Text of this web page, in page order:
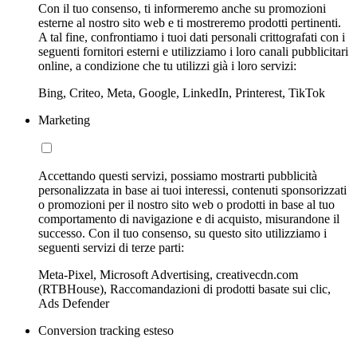
Con il tuo consenso, ti informeremo anche su promozioni
esterne al nostro sito web e ti mostreremo prodotti pertinenti.
A tal fine, confrontiamo i tuoi dati personali crittografati con i
seguenti fornitori esterni e utilizziamo i loro canali pubblicitari
online, a condizione che tu utilizzi già i loro servizi:
Bing, Criteo, Meta, Google, LinkedIn, Printerest, TikTok
Marketing
Accettando questi servizi, possiamo mostrarti pubblicità
personalizzata in base ai tuoi interessi, contenuti sponsorizzati
o promozioni per il nostro sito web o prodotti in base al tuo
comportamento di navigazione e di acquisto, misurandone il
successo. Con il tuo consenso, su questo sito utilizziamo i
seguenti servizi di terze parti:
Meta-Pixel, Microsoft Advertising, creativecdn.com
(RTBHouse), Raccomandazioni di prodotti basate sui clic,
Ads Defender
Conversion tracking esteso